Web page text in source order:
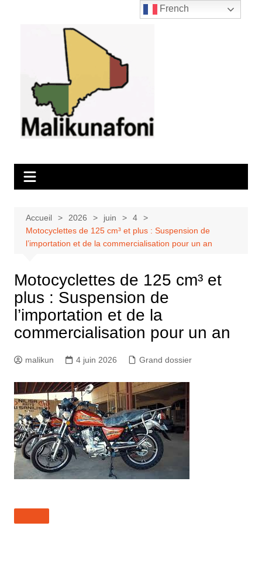
Accueil 2026 juin
4
Motocyclettes de 125 cm³ et plus : Suspension de
l’importation et de la commercialisation pour un an
Motocyclettes de 125 cm³ et
plus : Suspension de
l’importation et de la
commercialisation pour un an
malikun 4 juin 2026 Grand dossier
French